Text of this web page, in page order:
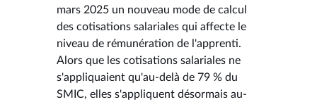
mars 2025 un nouveau mode de calcul
des cotisations salariales qui affecte le
niveau de rémunération de l'apprenti.
Alors que les cotisations salariales ne
s'appliquaient qu'au-delà de 79 % du
SMIC, elles s'appliquent désormais au-